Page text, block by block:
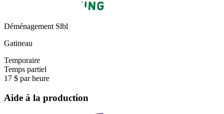
Déménagement Slbl
Gatineau
Temporaire
Temps partiel
17 $ par heure
Aide à la production